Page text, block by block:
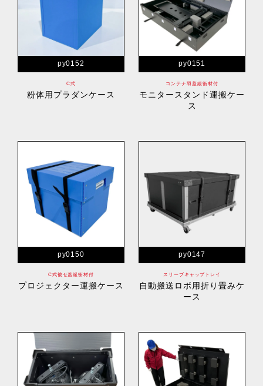
C式
py0152
粉体用プラダンケース
コンテナ羽蓋緩衝材付
py0151
モニタースタンド運搬ケー
ス
C式被せ蓋緩衝材付
py0150
プロジェクター運搬ケース
スリーブキャップトレイ
py0147
自動搬送ロボ用折り畳みケ
ース